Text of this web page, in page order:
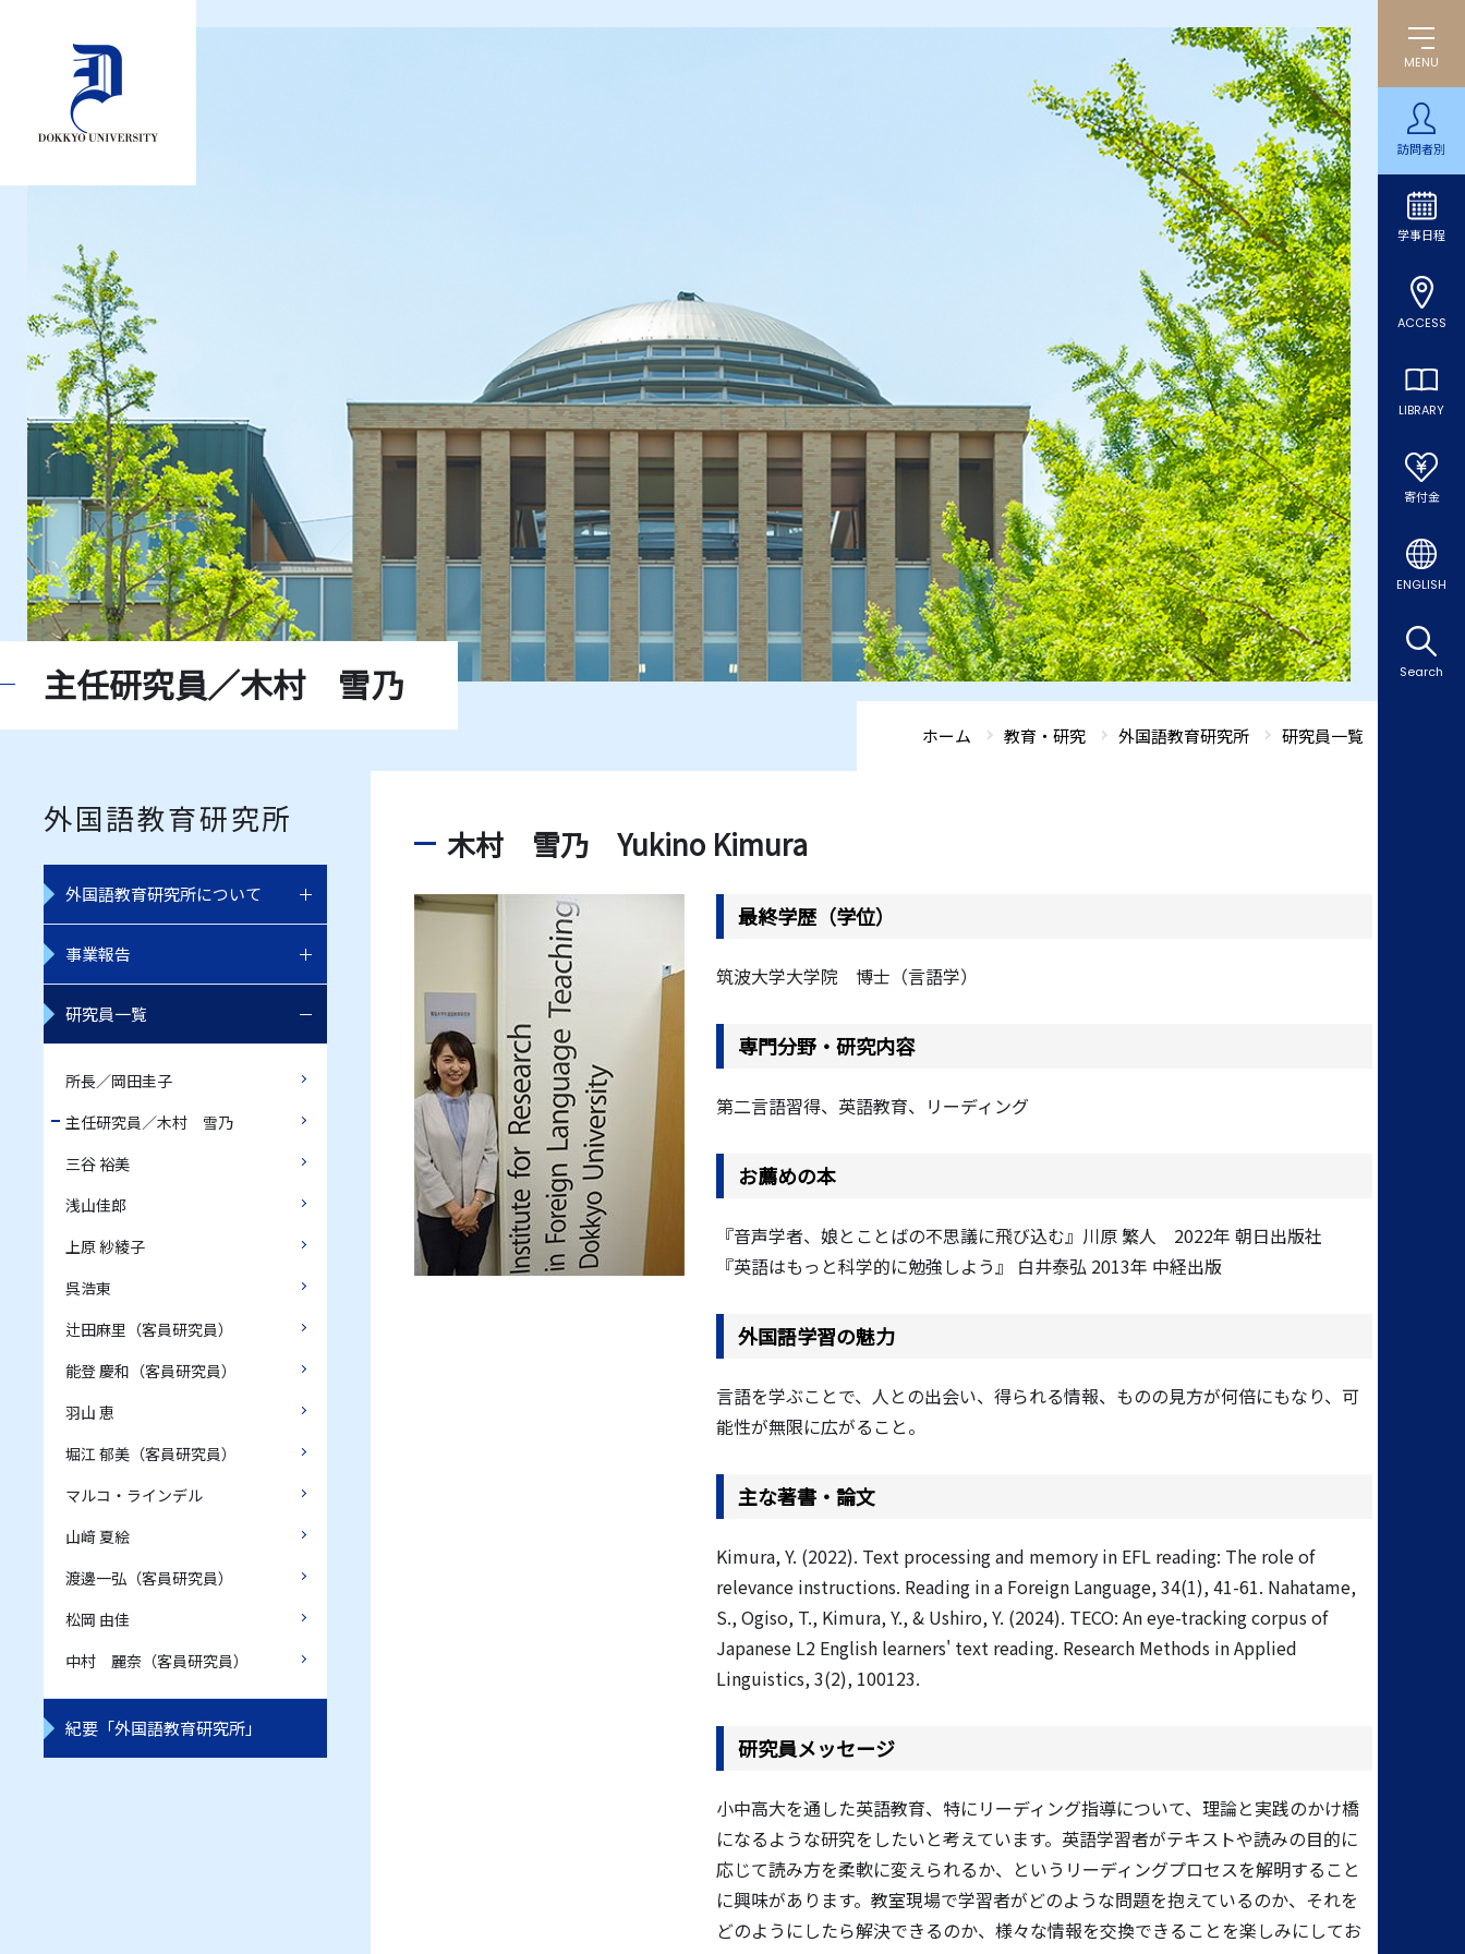
MENU
訪問者別
学事日程
ACCESS
LIBRARY
寄付金
ENGLISH
Search
主任研究員／木村 雪乃
ホーム 教育・研究 外国語教育研究所 研究員一覧
外国語教育研究所
外国語教育研究所について
事業報告
研究員一覧
所長／岡田圭子
主任研究員／木村 雪乃
三谷 裕美
浅山佳郎
上原 紗綾子
呉浩東
辻田麻里（客員研究員）
能登 慶和（客員研究員）
羽山 恵
堀江 郁美（客員研究員）
マルコ・ラインデル
山﨑 夏絵
渡邊一弘（客員研究員）
松岡 由佳
中村 麗奈（客員研究員）
紀要「外国語教育研究所」
木村 雪乃 Yukino Kimura
最終学歴（学位）
筑波大学大学院 博士（言語学）
専門分野・研究内容
第二言語習得、英語教育、リーディング
お薦めの本
『音声学者、娘とことばの不思議に飛び込む』川原 繁人 2022年 朝日出版社
『英語はもっと科学的に勉強しよう』 白井泰弘 2013年 中経出版
外国語学習の魅力
言語を学ぶことで、人との出会い、得られる情報、ものの見方が何倍にもなり、可
能性が無限に広がること。
主な著書・論文
Kimura, Y. (2022). Text processing and memory in EFL reading: The role of
relevance instructions. Reading in a Foreign Language, 34(1), 41-61. Nahatame,
S., Ogiso, T., Kimura, Y., & Ushiro, Y. (2024). TECO: An eye-tracking corpus of
Japanese L2 English learners' text reading. Research Methods in Applied
Linguistics, 3(2), 100123.
研究員メッセージ
小中高大を通した英語教育、特にリーディング指導について、理論と実践のかけ橋
になるような研究をしたいと考えています。英語学習者がテキストや読みの目的に
応じて読み方を柔軟に変えられるか、というリーディングプロセスを解明すること
に興味があります。教室現場で学習者がどのような問題を抱えているのか、それを
どのようにしたら解決できるのか、様々な情報を交換できることを楽しみにしてお